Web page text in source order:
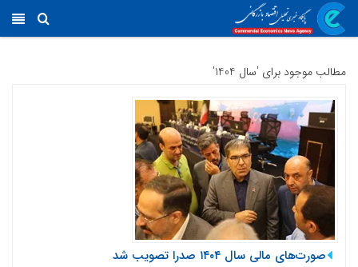
مطالب موجود برای 'سال 1404'
صورت‌های مالی سال ۱۴۰۴ صدرا تصویب شد